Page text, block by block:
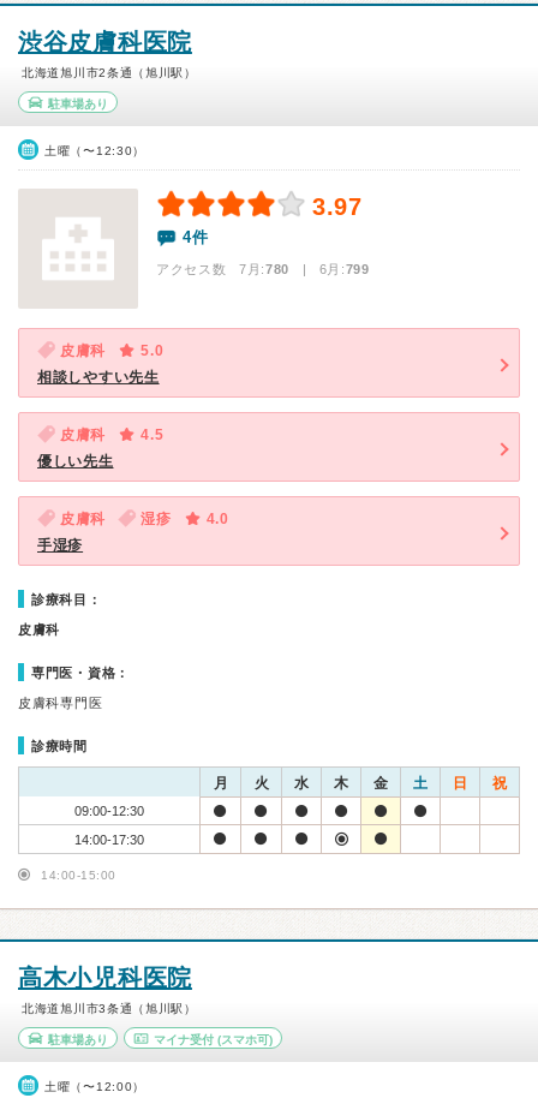
渋谷皮膚科医院
北海道旭川市2条通（旭川駅）
駐車場あり
土曜（〜12:30）
3.97
4件
アクセス数 7月:780 | 6月:799
皮膚科
5.0
相談しやすい先生
皮膚科
4.5
優しい先生
皮膚科 湿疹
4.0
手湿疹
診療科目：
皮膚科
専門医・資格：
皮膚科専門医
診療時間
月 火 水 木 金 土 日 祝
09:00-12:30
14:00-17:30
14:00-15:00
高木小児科医院
北海道旭川市3条通（旭川駅）
駐車場あり マイナ受付(スマホ可)
土曜（〜12:00）